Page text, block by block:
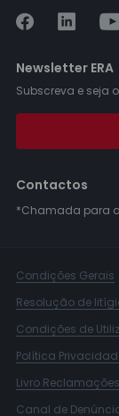
Newsletter ERA
Subscreva e seja
Contactos
*Chamada para
Condições Gerais
Resolução de
Condições de
Política
Livro Reclamações
Canal de